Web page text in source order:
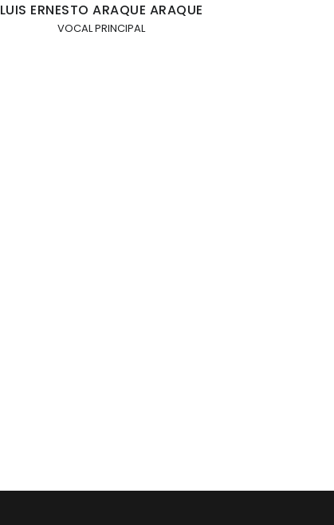
LUIS ERNESTO ARAQUE ARAQUE
VOCAL PRINCIPAL